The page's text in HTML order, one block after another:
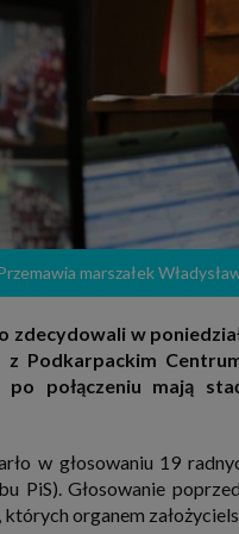
2.
3. Za
móc
Cię
Twoje
celów.
Na
marszałek
zdecydowali w
z Podkarpackim
po połączeniu mają
w głosowaniu 19
PiS). Głosowanie
organem